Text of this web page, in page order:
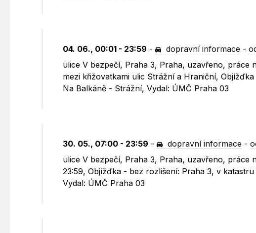
04. 06., 00:01 - 23:59 - dopravní informace -
ulice V bezpečí, Praha 3, Praha, uzavřeno, práce
mezi křižovatkami ulic Strážní a Hraniční,
Na Balkáně - Strážní, Vydal: ÚMČ Praha 03
30. 05., 07:00 - 23:59 - dopravní informace -
ulice V bezpečí, Praha 3, Praha, uzavřeno, práce
23:59, Objížďka - bez rozlišení: Praha 3, v
Vydal: ÚMČ Praha 03